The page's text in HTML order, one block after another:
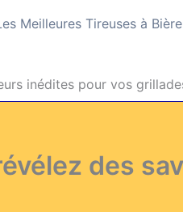
Meilleures Tireuses à Bière
inédites pour vos
des